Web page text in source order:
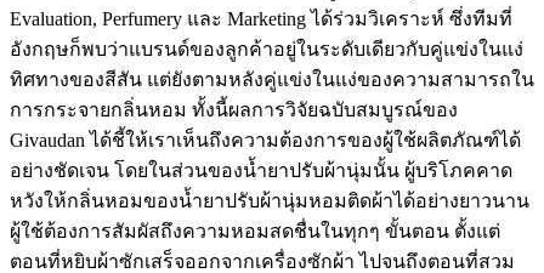
Evaluation, Perfumery และ Marketing ได้ร่วมวิเคราะห์ ซึ่งทีมที่
อังกฤษก็พบว่าแบรนด์ของลูกค้าอยู่ในระดับเดียวกับคู่แข่งในแง่
ทิศทางของสีสัน แต่ยังตามหลังคู่แข่งในแง่ของความสามารถใน
การกระจายกลิ่นหอม ทั้งนี้ผลการวิจัยฉบับสมบูรณ์ของ
Givaudan ได้ชี้ให้เราเห็นถึงความต้องการของผู้ใช้ผลิตภัณฑ์ได้
อย่างชัดเจน โดยในส่วนของน้ำยาปรับผ้านุ่มนั้น ผู้บริโภคคาด
หวังให้กลิ่นหอมของน้ำยาปรับผ้านุ่มหอมติดผ้าได้อย่างยาวนาน
ผู้ใช้ต้องการสัมผัสถึงความหอมสดชื่นในทุกๆ ขั้นตอน ตั้งแต่
ตอนที่หยิบผ้าซักเสร็จออกจากเครื่องซักผ้า ไปจนถึงตอนที่สวม